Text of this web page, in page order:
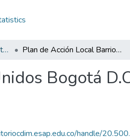
Documentos Distrito Capital - Localidades Plan de Acción Local Barrios Unidos Bogotá D.C. 2005: PA Local Barrios Unidos Bogotá D.C. 2005
Bogotá
handle/